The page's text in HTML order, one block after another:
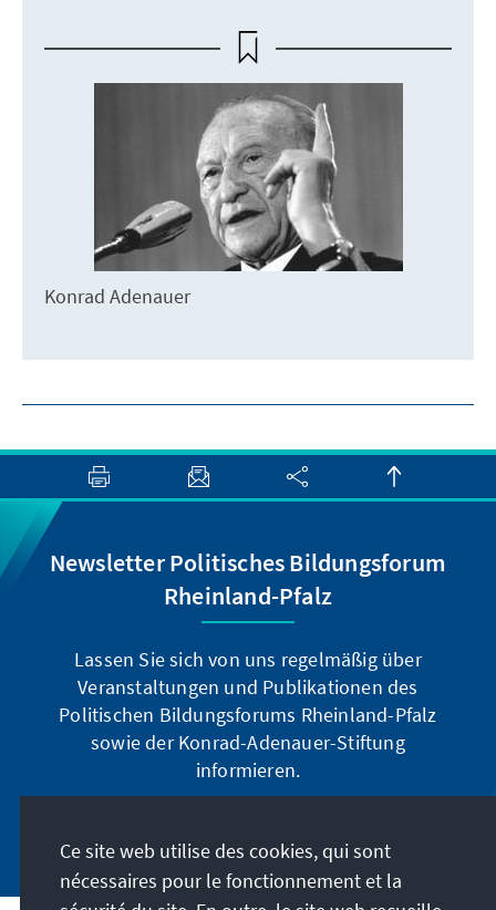
Konrad Adenauer
Newsletter Politisches Bildungsforum
Rheinland-Pfalz
Lassen Sie sich von uns regelmäßig über
Veranstaltungen und Publikationen des
Politischen Bildungsforums Rheinland-Pfalz
sowie der Konrad-Adenauer-Stiftung
informieren.
Ce site web utilise des cookies, qui sont
nécessaires pour le fonctionnement et la